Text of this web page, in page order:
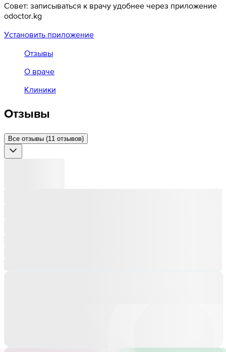
Совет: записываться к врачу удобнее через приложение
odoctor.kg
Установить приложение
Отзывы
О враче
Клиники
Отзывы
Все отзывы (11 отзывов)